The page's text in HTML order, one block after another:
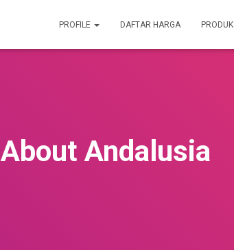
PROFILE DAFTAR HARGA PRODUK
About Andalusia